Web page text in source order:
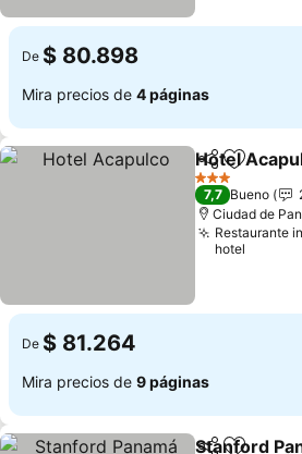
De $ 80.898
Mira precios de 4 páginas
Compartir
Agregar
Hotel
3 Estrellas
7,7 Bueno
Ciudad de
Restaurante
hotel
De $ 81.264
Mira precios de 9 páginas
Stanford